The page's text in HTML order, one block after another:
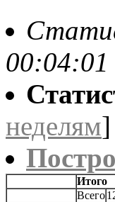
00:04:01
неделям
Итого
Всего